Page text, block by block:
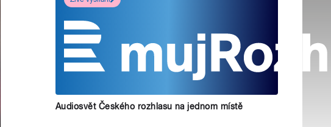
Audiosvět Českého rozhlasu na jednom místě